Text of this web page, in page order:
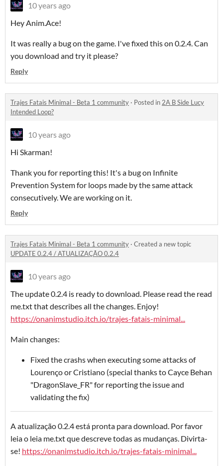
10 years ago
Hey Anim.Ace!
It was really a bug on the game. I've fixed this on 0.2.4. Can
you download and try it please?
Reply
Trajes Fatais Minimal - Beta 1 community · Posted in2A B Side Lucy
Intended Loop?
10 years ago
Hi Skarman!
Thank you for reporting this! It's a bug on Infinite
Prevention System for loops made by the same attack
consecutively. We are working on it.
Reply
Trajes Fatais Minimal - Beta 1 community · Created a new topic
UPDATE 0.2.4 / ATUALIZAÇÃO 0.2.4
10 years ago
The update 0.2.4 is ready to download. Please read the read
me.txt that describes all the changes. Enjoy!
https://onanimstudio.itch.io/trajes-fatais-minimal...
Main changes:
Fixed the crashs when executing some attacks of
Lourenço or Cristiano (special thanks to Cayce Behan
"DragonSlave_FR" for reporting the issue and
validating the fix)
A atualização 0.2.4 está pronta para download. Por favor
leia o leia me.txt que descreve todas as mudanças. Divirta-
se! https://onanimstudio.itch.io/trajes-fatais-minimal...